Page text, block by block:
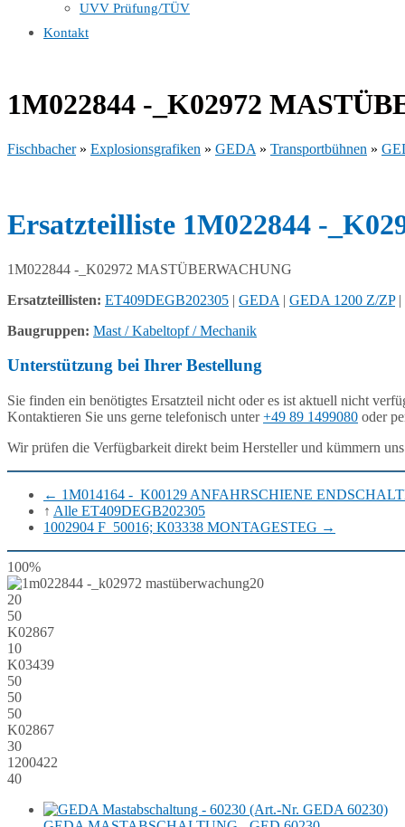
UVV Prüfung/TÜV
Kontakt
1M022844 -_K02972
Fischbacher» Explosionsgrafiken » GEDA » Transportbühnen »
Ersatzteilliste 1M022844 -
1M022844 -_K02972 MASTÜBERWACHUNG
Ersatzteillisten: ET409DEGB202305 | GEDA | GEDA 1200 Z/ZP|
Baugruppen: Mast / Kabeltopf / Mechanik
Unterstützung bei Ihrer Bestellung
Sie finden ein benötigtes Ersatzteil nicht oder es ist aktuell nicht
Kontaktieren Sie uns gerne telefonisch unter+49 89 1499080 oder
Wir prüfen die Verfügbarkeit direkt beim Hersteller und kümmern
← 1M014164 -_K00129 ANFAHRSCHIENE
↑ Alle ET409DEGB202305
1002904 F_50016; K03338 MONTAGESTEG →
100%
20
20
50
K02867
10
K03439
50
50
50
K02867
30
1200422
40